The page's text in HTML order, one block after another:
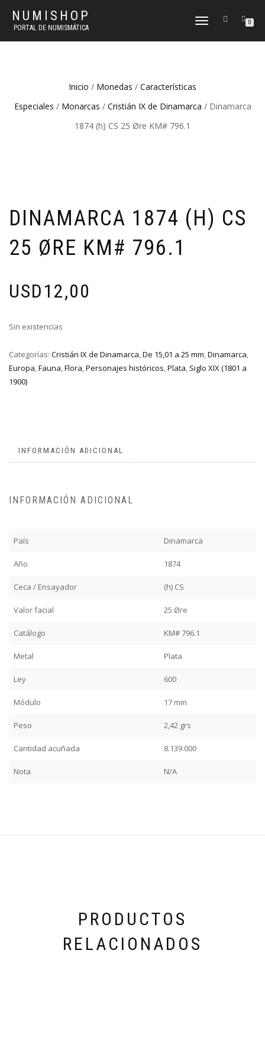
NUMISHOP
PORTAL DE NUMISMÁTICA
CAMBIAR
0
Inicio / Monedas / Características
Especiales / Monarcas / Cristián IX de Dinamarca / Dinamarca
1874 (h) CS 25 Øre KM# 796.1
DINAMARCA 1874 (H) CS
25 ØRE KM# 796.1
USD12,00
Sin existencias
Categorías: Cristián IX de Dinamarca,De 15,01 a 25 mm,Dinamarca,
Europa,Fauna,Flora,Personajes históricos,Plata, Siglo XIX (1801 a
1900)
INFORMACIÓN ADICIONAL
INFORMACIÓN ADICIONAL
País Dinamarca
Año 1874
Ceca / Ensayador (h) CS
Valor facial 25 Øre
Catálogo KM# 796.1
Metal Plata
Ley 600
Módulo 17 mm
Peso 2,42 grs
Cantidad acuñada 8.139.000
Nota N/A
PRODUCTOS
RELACIONADOS